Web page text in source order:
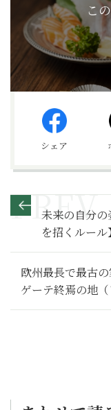
こ
シェア
未来の自分の
を招くルール
欧州最長で最古
ゲーテ終焉の地
グルメ旅